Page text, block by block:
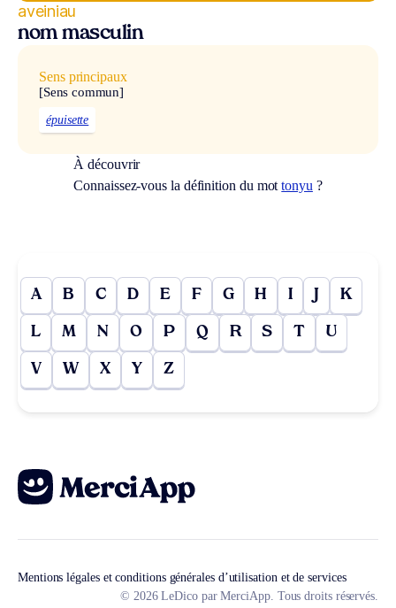
aveiniau
nom masculin
Sens principaux
[Sens commun]
épuisette
À découvrir
Connaissez-vous la définition du mottonyu ?
A B C D E F G H I J K
L M N O P Q R S T U
V W X Y Z
Mentions légales et conditions générales d’utilisation et de services
© 2026 LeDico par MerciApp. Tous droits réservés.